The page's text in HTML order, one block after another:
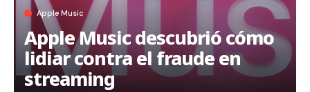
Apple Music
Apple Music descubrió cómo
lidiar contra el fraude en
streaming